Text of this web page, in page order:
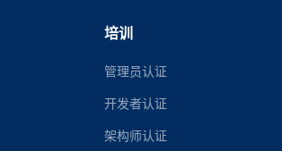
培训
管理员认证
开发者认证
架构师认证